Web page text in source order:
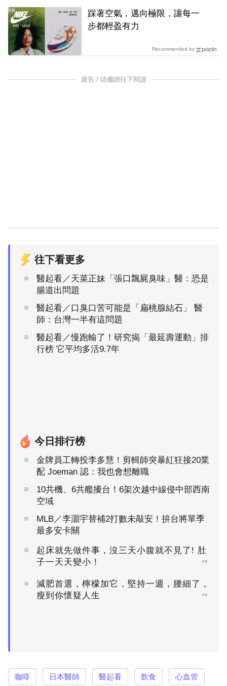
踩著空氣，邁向極限，讓每一
步都輕盈有力
PR
Recommended by
廣告 / 請繼續往下閱讀
往下看更多
醫起看／天菜正妹「張口飄屍臭味」醫：恐是
腸道出問題
醫起看／口臭口苦可能是「扁桃腺結石」 醫
師：台灣一半有這問題
醫起看／慢跑輸了！研究揭「最延壽運動」排
行榜 它平均多活9.7年
今日排行榜
金牌員工轉投李多慧！剪輯師突暴紅狂接20業
配 Joeman 認：我也會想離職
10共機、6共艦擾台！6架次越中線侵中部西南
空域
MLB／李灝宇替補2打數未敲安！拚台將單季
最多安卡關
起床就先做件事，沒三天小腹就不見了! 肚
子一天天變小！
PR
減肥首選，檸檬加它，堅持一週，腰細了，
瘦到你懷疑人生
PR
咖啡 日本醫師 醫起看 飲食 心血管